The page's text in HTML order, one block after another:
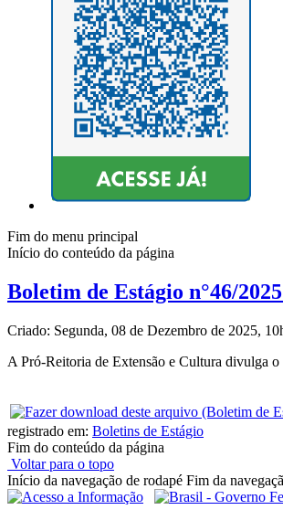
Fim do menu principal
Início do conteúdo da página
Boletim de Estágio n°46/
Criado: Segunda, 08 de Dezembro de 2025,
A Pró-Reitoria de Extensão e Cultura divulga
registrado em: Boletins de Estágio
Fim do conteúdo da página
Voltar para o topo
Início da navegação de rodapé Fim da